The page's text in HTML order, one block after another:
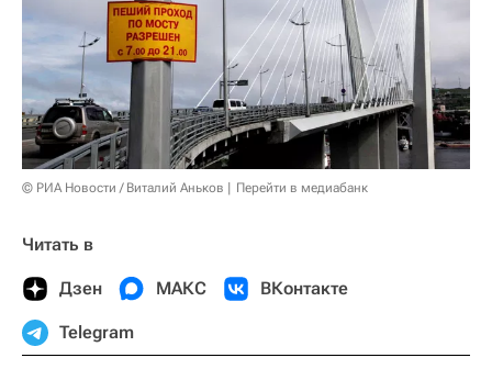
© РИА Новости / Виталий Аньков Перейти в медиабанк
Читать в
Дзен МАКС ВКонтакте
Telegram